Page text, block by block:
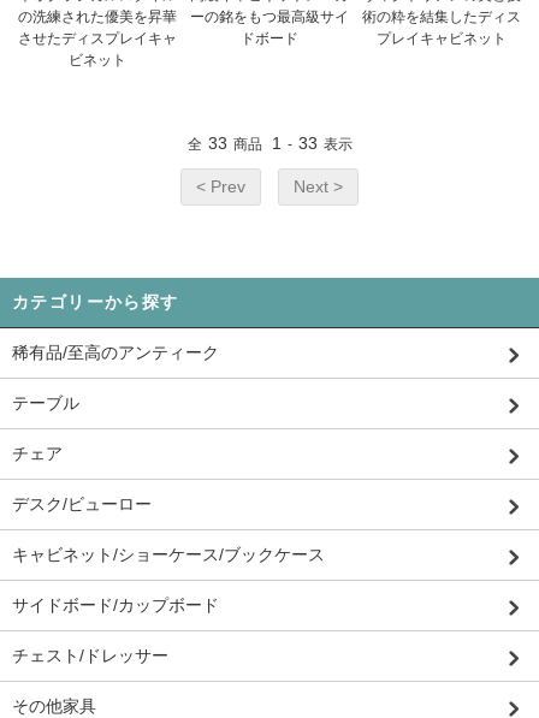
の洗練された優美を昇華
させたディスプレイキャ
ビネット
ーの銘をもつ最高級サイ
ドボード
術の粋を結集したディス
プレイキャビネット
全 33 商品 1 - 33 表示
< Prev Next >
カテゴリーから探す
稀有品/至高のアンティーク
テーブル
チェア
デスク/ビューロー
キャビネット/ショーケース/ブックケース
サイドボード/カップボード
チェスト/ドレッサー
その他家具